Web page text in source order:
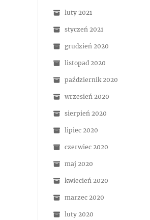
luty 2021
styczeń 2021
grudzień 2020
listopad 2020
październik 2020
wrzesień 2020
sierpień 2020
lipiec 2020
czerwiec 2020
maj 2020
kwiecień 2020
marzec 2020
luty 2020